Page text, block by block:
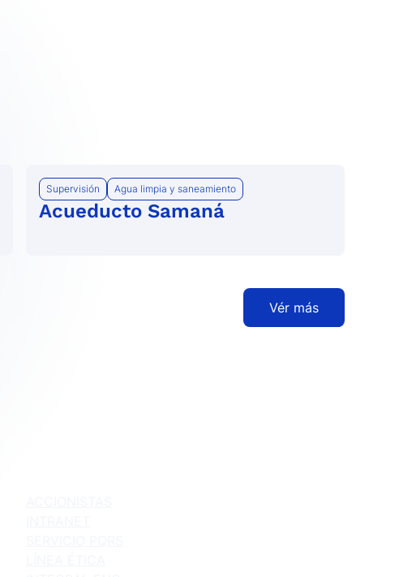
Supervisión Agua limpia y saneamiento
Acueducto Samaná
Vér más